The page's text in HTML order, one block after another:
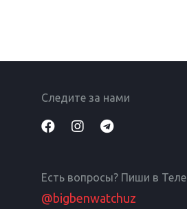
Следите за нами
Есть вопросы? Пиши в
@bigbenwatchuz